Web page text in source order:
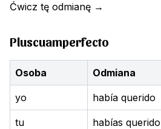
Ćwicz tę odmianę →
Pluscuamperfecto
Osoba Odmiana
yo había querido
tu habías querido